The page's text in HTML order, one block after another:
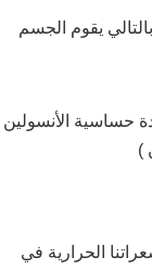
يقوم الجسم
حساسية الأنسولين
)
الحرارية في